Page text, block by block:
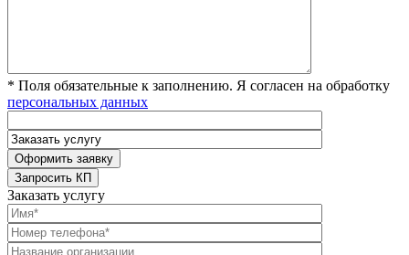
* Поля обязательные к заполнению. Я согласен на обработку
персональных данных
Заказать услугу